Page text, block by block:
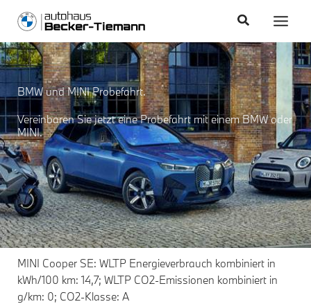
content
Inhalt
springen
SuchenMain
BMW und MINI Probefahrt.
Vereinbaren Sie jetzt eine Probefahrt mit einem BMW oder
MINI.
MINI Cooper SE: WLTP Energieverbrauch kombiniert in
kWh/100 km: 14,7; WLTP CO2-Emissionen kombiniert in
g/km: 0; CO2-Klasse: A